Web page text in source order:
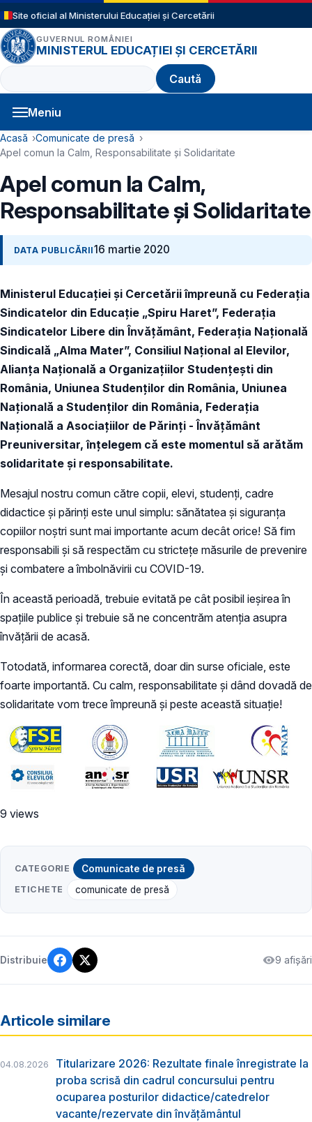
Sari la conținutul principal
Site oficial al Ministerului Educației și Cercetării
GUVERNUL ROMÂNIEI
MINISTERUL EDUCAȚIEI ȘI CERCETĂRII
Caută
Meniu
Navigație principală
Cale de navigare
Acasă
Comunicate de presă
Apel comun la Calm, Responsabilitate și Solidaritate
Apel comun la Calm,
Responsabilitate și Solidaritate
DATA PUBLICĂRII16 martie 2020
Ministerul Educației și Cercetării împreună cu Federația
Sindicatelor din Educație „Spiru Haret”, Federația
Sindicatelor Libere din Învățământ, Federația Națională
Sindicală „Alma Mater”, Consiliul Național al Elevilor,
Alianța Națională a Organizațiilor Studențești din
România, Uniunea Studenților din România, Uniunea
Națională a Studenților din România, Federația
Națională a Asociațiilor de Părinți - Învățământ
Preuniversitar, înțelegem că este momentul să arătăm
solidaritate și responsabilitate.
Mesajul nostru comun către copii, elevi, studenți, cadre
didactice și părinți este unul simplu: sănătatea și siguranța
copiilor noștri sunt mai importante acum decât orice! Să fim
responsabili și să respectăm cu strictețe măsurile de prevenire
și combatere a îmbolnăvirii cu COVID-19.
În această perioadă, trebuie evitată pe cât posibil ieșirea în
spațiile publice și trebuie să ne concentrăm atenția asupra
învățării de acasă.
Totodată, informarea corectă, doar din surse oficiale, este
foarte importantă. Cu calm, responsabilitate și dând dovadă de
solidaritate vom trece împreună și peste această situație!
9 views
CATEGORIE Comunicate de presă
ETICHETE comunicate de presă
Distribuie 9 afișări
Articole similare
04.08.2026
Titularizare 2026: Rezultate finale înregistrate la
proba scrisă din cadrul concursului pentru
ocuparea posturilor didactice/catedrelor
vacante/rezervate din învăţământul